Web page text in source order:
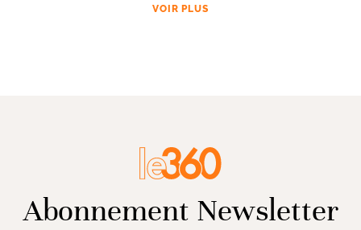
VOIR PLUS
Abonnement Newsletter